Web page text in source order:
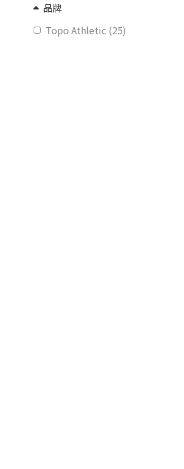
品牌
Topo Athletic (25)